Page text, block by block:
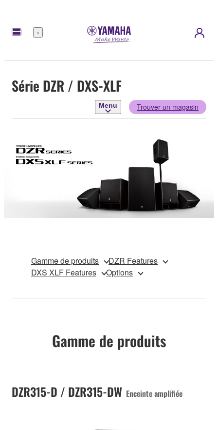
Menu
Série DZR / DXS-XLF
Menu Trouver un magasin
Gamme de produits
DZR Features
DXS XLF Features
Options
Gamme de produits
DZR315-D / DZR315-DW Enceinte amplifiée